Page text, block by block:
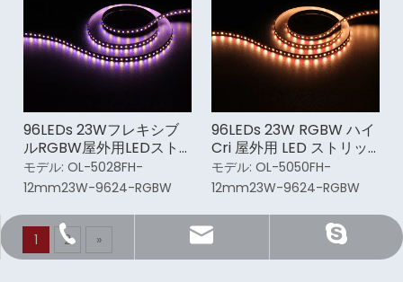
96LEDs 23Wフレキシブ
ルRGBW屋外用LEDスト
リップライト
モデル: OL-5028FH-
12mm23W-9624-RGBW
96LEDs 23W RGBW ハイ
Cri 屋外用 LED ストリッ
プ ライト
モデル: OL-5050FH-
12mm23W-9624-RGBW
1 2 » +86 21 63166512
Sale@orientlighting.com
orientlightingィング